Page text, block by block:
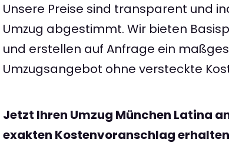
Unsere Preise sind transparent und
Umzug abgestimmt. Wir bieten
und erstellen auf Anfrage ein
Umzugsangebot ohne versteckte
Jetzt Ihren Umzug München Latina
exakten Kostenvoranschlag